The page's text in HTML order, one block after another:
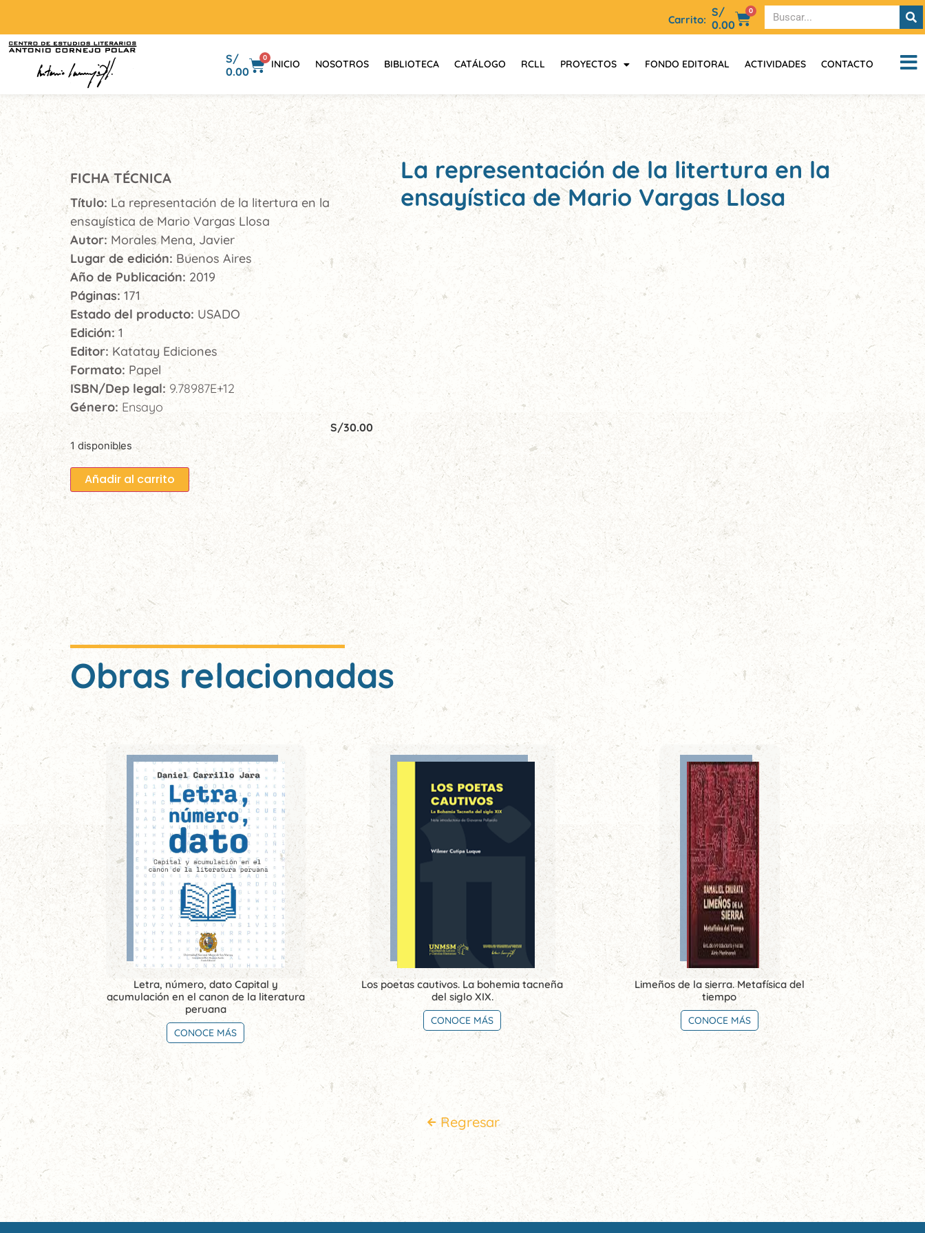
Carrito:
S/
0.00
0
S/
0.00
0
INICIO NOSOTROS BIBLIOTECA CATÁLOGO RCLL PROYECTOS FONDO EDITORAL ACTIVIDADES CONTACTO
FICHA TÉCNICA
Título: La representación de la litertura en la
ensayística de Mario Vargas Llosa
Autor: Morales Mena, Javier
Lugar de edición: Buenos Aires
Año de Publicación: 2019
Páginas: 171
Estado del producto: USADO
Edición:1
Editor: Katatay Ediciones
Formato: Papel
ISBN/Dep legal: 9.78987E+12
Género: Ensayo
S/30.00
1 disponibles
Añadir al carrito
La representación de la litertura en la
ensayística de Mario Vargas Llosa
Obras relacionadas
Letra, número, dato Capital y
acumulación en el canon de la literatura
peruana
CONOCE MÁS
Los poetas cautivos. La bohemia tacneña
del siglo XIX.
CONOCE MÁS
Limeños de la sierra. Metafísica del
tiempo
CONOCE MÁS
Regresar